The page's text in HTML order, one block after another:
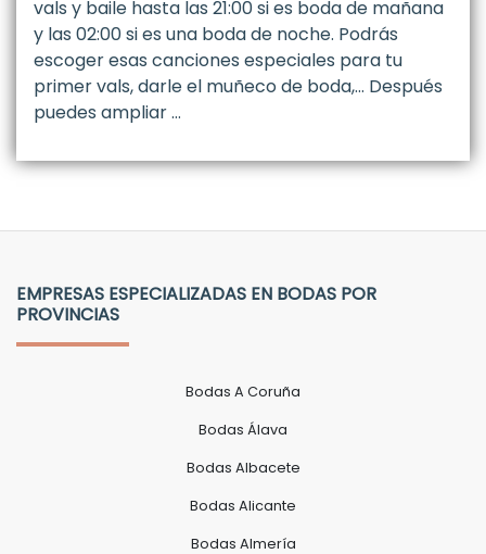
vals y baile hasta las 21:00 si es boda de mañana
y las 02:00 si es una boda de noche. Podrás
escoger esas canciones especiales para tu
primer vals, darle el muñeco de boda,... Después
puedes ampliar …
EMPRESAS ESPECIALIZADAS EN BODAS POR
PROVINCIAS
Bodas A Coruña
Bodas Álava
Bodas Albacete
Bodas Alicante
Bodas Almería